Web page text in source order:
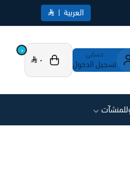
العربية |
حسابي
تسجيل الدخول
٠
٠